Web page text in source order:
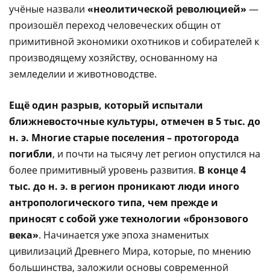
учёные назвали «неолитической революцией» —
произошёл переход человеческих общин от
примитивной экономики охотников и собирателей к
производящему хозяйству, основанному на
земледелии и животноводстве.
Ещё один разрыв, который испытали
ближневосточные культуры, отмечен в 5 тыс. до
н. э. Многие старые поселения – протогорода
погибли, и почти на тысячу лет регион опустился на
более примитивный уровень развития. В конце 4
тыс. до н. э. в регион проникают люди иного
антропологического типа, чем прежде и
приносят с собой уже технологии «бронзового
века». Начинается уже эпоха знаменитых
цивилизаций Древнего Мира, которые, по мнению
большинства, заложили основы современной